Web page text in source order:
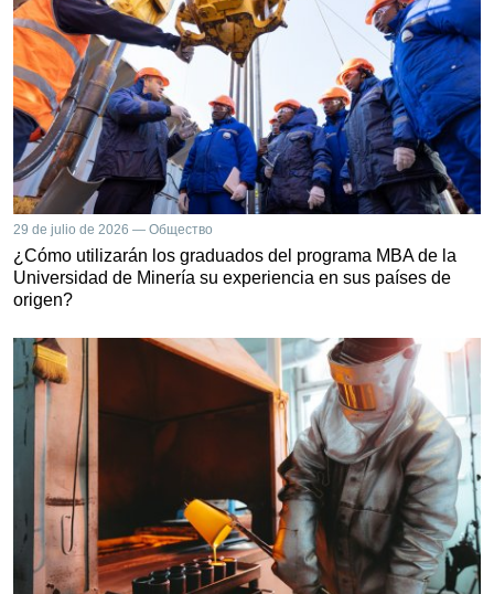
29 de julio de 2026 — Общество
¿Cómo utilizarán los graduados del programa MBA de la
Universidad de Minería su experiencia en sus países de
origen?